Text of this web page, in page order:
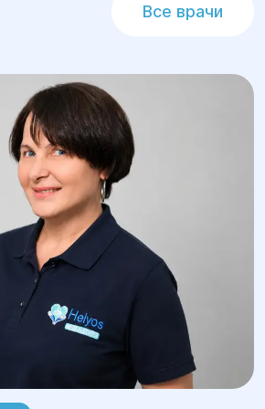
и анонимна.
для
оплодотворения.
спермы –
сперма используется
процедур
оплодотворения
внутриматочной
или экстракорпорального
когда это
пациентам.
спермы в
Все врачи